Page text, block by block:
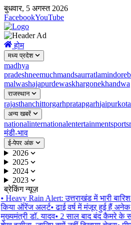
बुधवार, 5 अगस्त 2026
FacebookYouTube
होम
मध्य प्रदेश
madhya
pradeshneemuchmandsaurratlamindore
malwashajapurdewaskhargonekhandwa
राजस्थान
rajasthanchittorgarhpratapgarhjaipurkota
अन्य खबरें
nationalinternationalentertainmentsports
मंडी-भाव
ई-पेपर अंक
2026
2025
2024
2023
ब्रेकिंग न्यूज़
• Heavy Rain Alert: उत्तराखंड में भारी
किया ऑरेंज अलर्ट• ढाई वर्ष में मंजूर हुई हैं अनेक
मुख्यमंत्री डॉ. यादव• 2 साल बाद बंद कैमरे के